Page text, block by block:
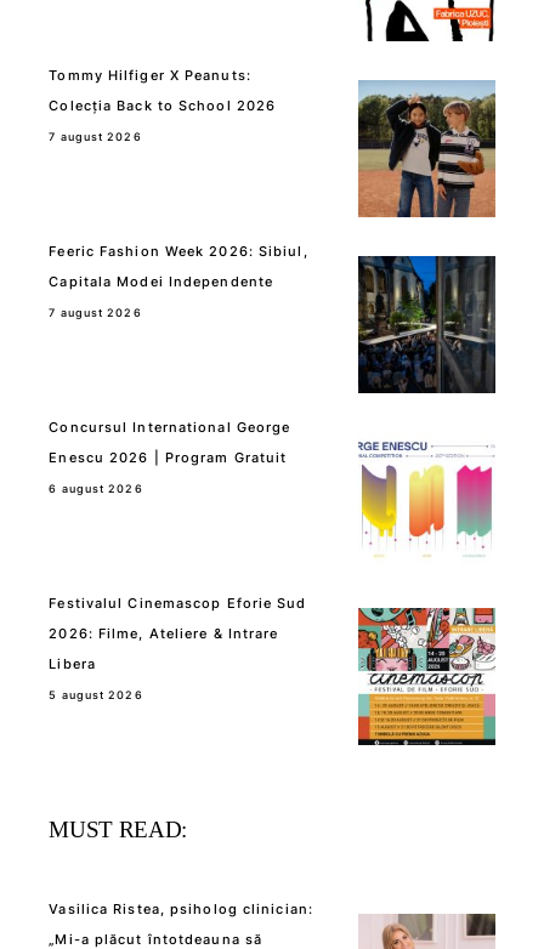
Tommy Hilfiger X Peanuts:
Colecția Back to School 2026
7 august 2026
Feeric Fashion Week 2026: Sibiul,
Capitala Modei Independente
7 august 2026
Concursul International George
Enescu 2026 | Program Gratuit
6 august 2026
Festivalul Cinemascop Eforie Sud
2026: Filme, Ateliere & Intrare
Libera
5 august 2026
MUST READ:
Vasilica Ristea, psiholog clinician:
„Mi-a plăcut întotdeauna să